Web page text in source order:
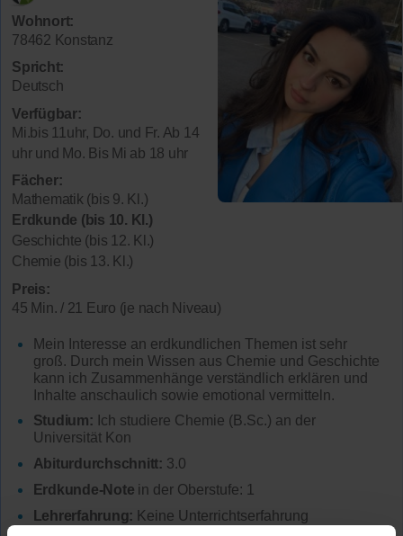
Wohnort:
78462 Konstanz
Spricht:
Deutsch
Verfügbar:
Mi.bis 11uhr, Do. und Fr. Ab 14
uhr und Mo. Bis Mi ab 18 uhr
Fächer:
Mathematik (bis 9. Kl.)
Erdkunde (bis 10. Kl.)
Geschichte (bis 12. Kl.)
Chemie (bis 13. Kl.)
Preis:
45 Min. / 21 Euro (je nach Niveau)
Mein Interesse an erdkundlichen Themen ist sehr
groß. Durch mein Wissen aus Chemie und Geschichte
kann ich Zusammenhänge verständlich erklären und
Inhalte anschaulich sowie emotional vermitteln.
Studium: Ich studiere Chemie (B.Sc.) an der
Universität Kon
Abiturdurchschnitt: 3.0
Erdkunde-Note in der Oberstufe: 1
Lehrerfahrung: Keine Unterrichtserfahrung